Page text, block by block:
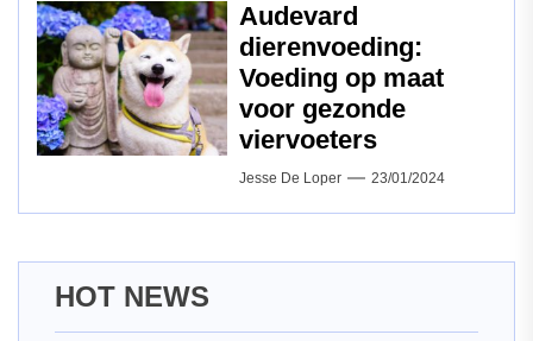
Audevard
dierenvoeding:
Voeding op maat
voor gezonde
viervoeters
Jesse De Loper 23/01/2024
HOT NEWS